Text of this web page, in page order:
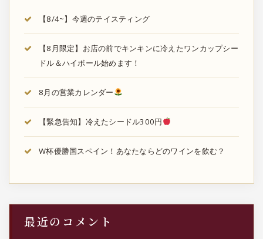
【8/4~】今週のテイスティング
【8月限定】お店の前でキンキンに冷えたワンカップシー
ドル＆ハイボール始めます！
8月の営業カレンダー
【緊急告知】冷えたシードル300円
W杯優勝国スペイン！あなたならどのワインを飲む？
最近のコメント